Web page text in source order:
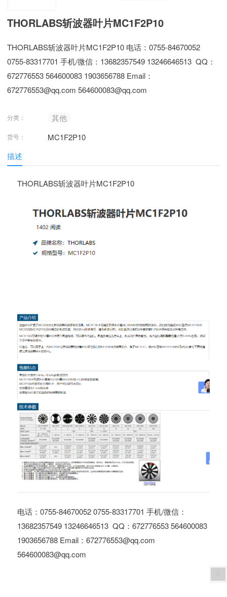
THORLABS斩波器叶片MC1F2P10
THORLABS斩波器叶片MC1F2P10 电话：0755-84670052
0755-83317701 手机/微信：13682357549 13246646513 QQ：
672776553 564600083 1903656788 Email：
672776553@qq.com 564600083@qq.com
分类： 其他
货号：
MC1F2P10
描述
THORLABS斩波器叶片MC1F2P10
电话：0755-84670052 0755-83317701 手机/微信：
13682357549 13246646513 QQ：672776553 564600083
1903656788 Email：672776553@qq.com
564600083@qq.com